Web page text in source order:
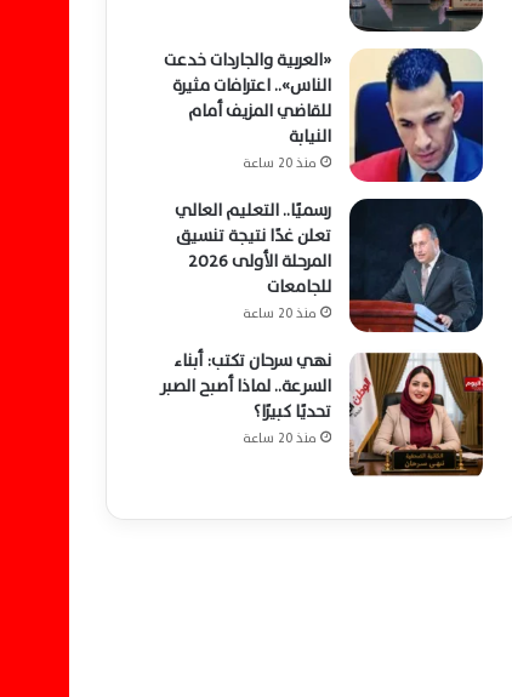
«العربية والجاردات خدعت
الناس».. اعترافات مثيرة
للقاضي المزيف أمام
النيابة
منذ 20 ساعة
رسميًا.. التعليم العالي
تعلن غدًا نتيجة تنسيق
المرحلة الأولى 2026
للجامعات
منذ 20 ساعة
نهي سرحان تكتب: أبناء
السرعة.. لماذا أصبح الصبر
تحديًا كبيرًا؟
منذ 20 ساعة